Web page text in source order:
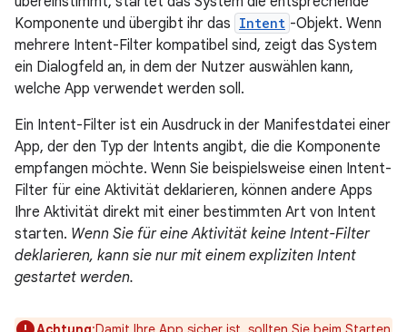
Komponente und übergibt ihr das Intent -Objekt. Wenn
mehrere Intent-Filter kompatibel sind, zeigt das System
ein Dialogfeld an, in dem der Nutzer auswählen kann,
welche App verwendet werden soll.
Ein Intent-Filter ist ein Ausdruck in der Manifestdatei einer
App, der den Typ der Intents angibt, die die Komponente
empfangen möchte. Wenn Sie beispielsweise einen Intent-
Filter für eine Aktivität deklarieren, können andere Apps
Ihre Aktivität direkt mit einer bestimmten Art von Intent
starten. Wenn Sie für eine Aktivität keine Intent-Filter
deklarieren, kann sie nur mit einem expliziten Intent
gestartet werden.